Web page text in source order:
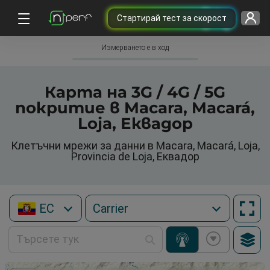
Cтартирай тест за скорост
Измерването е в ход
Карта на 3G / 4G / 5G
покритие в Macara, Macará,
Loja, Еквадор
Клетъчни мрежи за данни в Macara, Macará, Loja,
Provincia de Loja, Еквадор
EC